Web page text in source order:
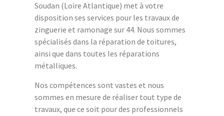
Soudan (Loire Atlantique) met à votre
disposition ses services pour les travaux de
zinguerie et ramonage sur 44. Nous sommes
spécialisés dans la réparation de toitures,
ainsi que dans toutes les réparations
métalliques.
Nos compétences sont vastes et nous
sommes en mesure de réaliser tout type de
travaux, que ce soit pour des professionnels